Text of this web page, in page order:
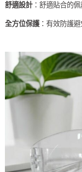
舒適設計：舒適貼合的
全方位保護：有效防護